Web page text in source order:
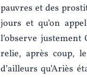
pauvres et des
jours et qu’on
l’observe
relie, après coup,
d’ailleurs qu’Ariès